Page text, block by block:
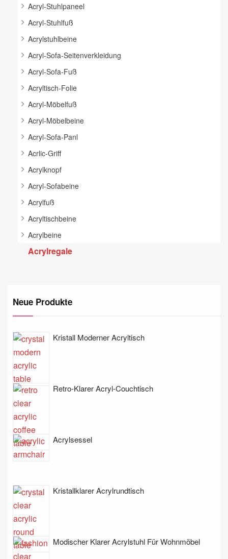
Acryl-Stuhlpaneel
Acryl-Stuhlfuß
Acrylstuhlbeine
Acryl-Sofa-Seitenverkleidung
Acryl-Sofa-Fuß
Acryltisch-Folie
Acryl-Möbelfuß
Acryl-Möbelbeine
Acryl-Sofa-Panl
Acrlic-Griff
Acrylknopf
Acryl-Sofabeine
Acrylfuß
Acryltischbeine
Acrylbeine
Acrylregale
Neue Produkte
Kristall Moderner Acryltisch
Retro-Klarer Acryl-Couchtisch
Acrylsessel
Kristallklarer Acrylrundtisch
Modischer Klarer Acrylstuhl Für Wohnmöbel